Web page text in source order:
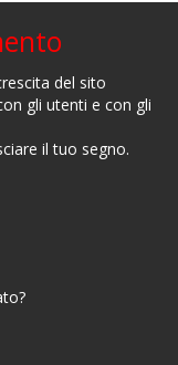
del sito
gli utenti e con gli
il tuo segno.